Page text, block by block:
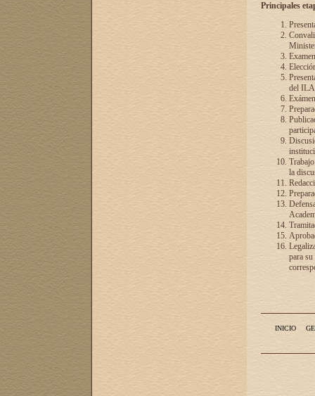
Principales
del
la
para
INICIO